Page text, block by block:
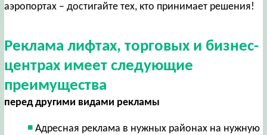
аэропортах – достигайте тех, кто принимает решения!
Реклама лифтах, торговых и бизнес-
центрах имеет следующие
преимущества
перед другими видами рекламы
Адресная реклама в нужных районах на нужную